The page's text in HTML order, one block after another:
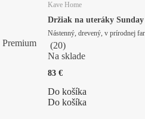
Premium
Kave Home
Držiak na uteráky Sunday
(20)
Na sklade
83 €
Do košíka
Do košíka